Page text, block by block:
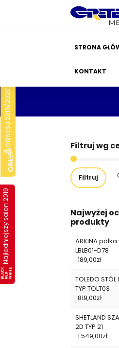
biznesu 2019/2020
Najładniejszy salon 2019
STRONA
KONTAKT
Filtruj wg
Filtruj
Najwyżej
produkty
ARKINA
LBLB01-D78
189,00zł
TOLEDO
TYP TOLT03
819,00zł
SHETLAND
2D TYP 21
1.549,00zł